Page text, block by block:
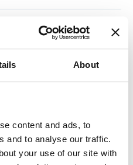
About
content and ads, to
and to analyse our traffic.
your use of our site with
4-6 éves
keverékén
fejlesztése